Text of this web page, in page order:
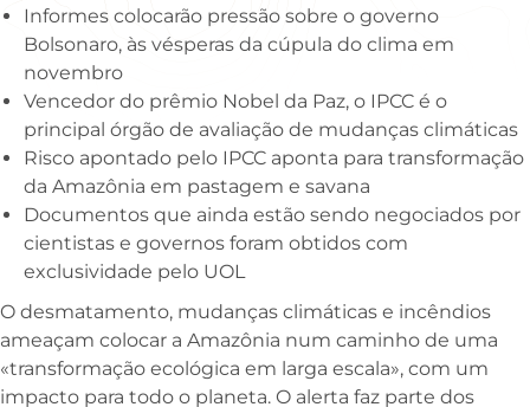
Informes colocarão pressão sobre o governo
Bolsonaro, às vésperas da cúpula do clima em
novembro
Vencedor do prêmio Nobel da Paz, o IPCC é o
principal órgão de avaliação de mudanças climáticas
Risco apontado pelo IPCC aponta para transformação
da Amazônia em pastagem e savana
Documentos que ainda estão sendo negociados por
cientistas e governos foram obtidos com
exclusividade pelo UOL
O desmatamento, mudanças climáticas e incêndios
ameaçam colocar a Amazônia num caminho de uma
«transformação ecológica em larga escala», com um
impacto para todo o planeta. O alerta faz parte dos